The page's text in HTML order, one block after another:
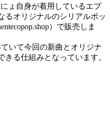
ょ自身が着用しているエプ
るオリジナルのシリアルボッ
）で販売しま
いて今回の新曲とオリジナ
きる仕組みとなっています。